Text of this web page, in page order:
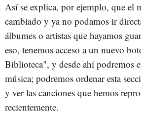
Así se explica, por ejemplo, que el
cambiado y ya no podamos ir
álbumes o artistas que hayamos
eso, tenemos acceso a un nuevo
Biblioteca", y desde ahí podremos
música; podremos ordenar esta
y ver las canciones que hemos
recientemente.